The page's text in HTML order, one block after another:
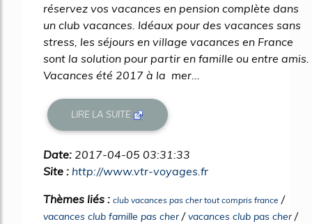
réservez vos vacances en pension complète dans
un club vacances. Idéaux pour des vacances sans
stress, les séjours en village vacances en France
sont la solution pour partir en famille ou entre amis.
Vacances été 2017 à la mer...
LIRE LA SUITE
Date: 2017-04-05 03:31:33
Site : http://www.vtr-voyages.fr
Thèmes liés : club vacances pas cher tout compris france /
vacances club famille pas cher/vacances club pas cher/